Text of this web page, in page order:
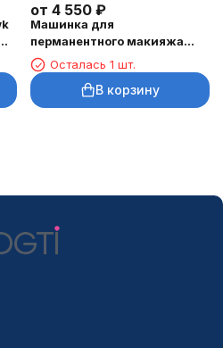
от 4 550 ₽
Машинка для
перманентного макияжа
DragonHawk Mast Tour Air,
RCA, ход 2,3 мм
Осталась 1 шт.
В корзину